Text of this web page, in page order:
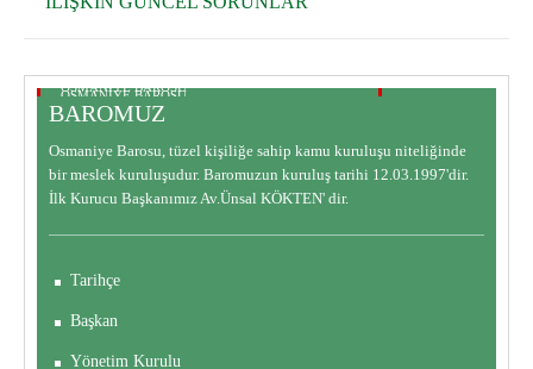
OSMANİYE BAROSU
BAROMUZ
OSMANİYE BAROSU
BARO KOMİSYONLARI
BAROMUZ
Osmaniye Barosu, tüzel kişiliğe sahip kamu kuruluşu niteliğinde
bir meslek kuruluşudur. Baromuzun kuruluş tarihi 12.03.1997'dir.
İlk Kurucu Başkanımız Av.Ünsal KÖKTEN' dir.
Tarihçe
Başkan
Yönetim Kurulu